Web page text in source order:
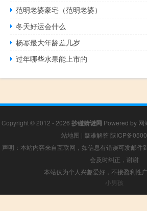
范明老婆豪宅（范明老婆）
冬天好运会什么
杨幂最大年龄差几岁
过年哪些水果能上市的
Copyright © 2012 - 2026 抄碰猜谜网 Powered by 网
站地图 | 疑难解答 陕ICP备
声明：本站内容来自互联网，如信息有错误可发邮件
会及时纠正，谢谢
本站仅为个人兴趣爱好，不接盈利性
小男孩